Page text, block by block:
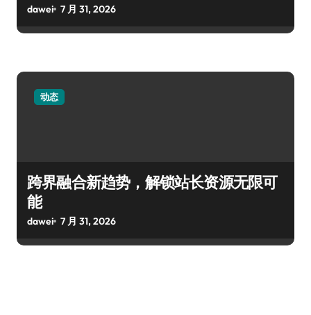
dawei 7 月 31, 2026
动态
跨界融合新趋势，解锁站长资源无限可
能
dawei 7 月 31, 2026